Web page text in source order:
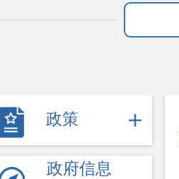
政策
政府信息